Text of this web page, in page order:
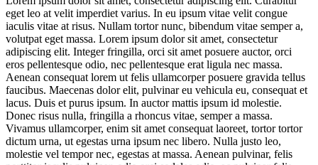
eget leo at velit imperdiet varius. In eu ipsum vitae velit congue
iaculis vitae at risus. Nullam tortor nunc, bibendum vitae semper a,
volutpat eget massa. Lorem ipsum dolor sit amet, consectetur
adipiscing elit. Integer fringilla, orci sit amet posuere auctor, orci
eros pellentesque odio, nec pellentesque erat ligula nec massa.
Aenean consequat lorem ut felis ullamcorper posuere gravida tellus
faucibus. Maecenas dolor elit, pulvinar eu vehicula eu, consequat et
lacus. Duis et purus ipsum. In auctor mattis ipsum id molestie.
Donec risus nulla, fringilla a rhoncus vitae, semper a massa.
Vivamus ullamcorper, enim sit amet consequat laoreet, tortor tortor
dictum urna, ut egestas urna ipsum nec libero. Nulla justo leo,
molestie vel tempor nec, egestas at massa. Aenean pulvinar, felis